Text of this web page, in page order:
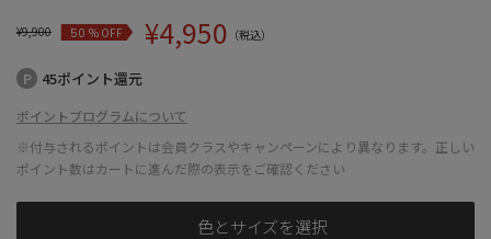
¥9,900 50% OFF ¥4,950 （税込）
45ポイント還元
ポイントプログラムについて
※付与されるポイントは会員クラスやキャンペーンにより異なります。正しい
ポイント数はカートに進んだ際の表示をご確認ください
色とサイズを選択